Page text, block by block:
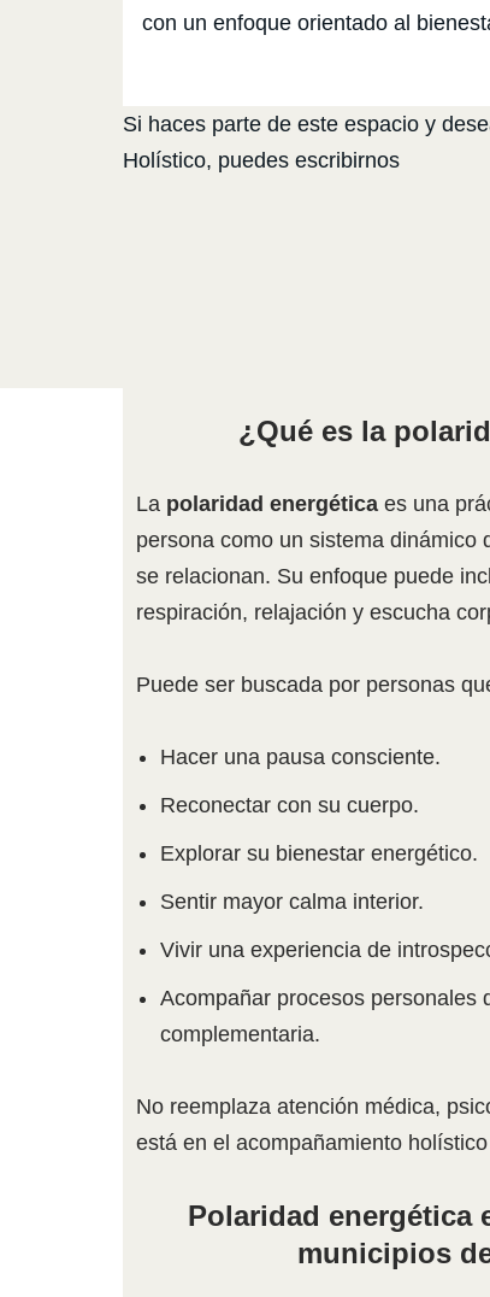
con un enfoque orientado al
Si haces parte de este espacio y
Holístico, puedes escribirnos
¿Qué es la
La polaridad energéticaes una
persona como un sistema dinámico
se relacionan. Su enfoque puede
respiración, relajación y escucha
Puede ser buscada por personas
Hacer una pausa consciente.
Reconectar con su cuerpo.
Explorar su bienestar energético.
Sentir mayor calma interior.
Vivir una experiencia de
Acompañar procesos personales
complementaria.
No reemplaza atención médica,
está en el acompañamiento
Polaridad energética
municipios